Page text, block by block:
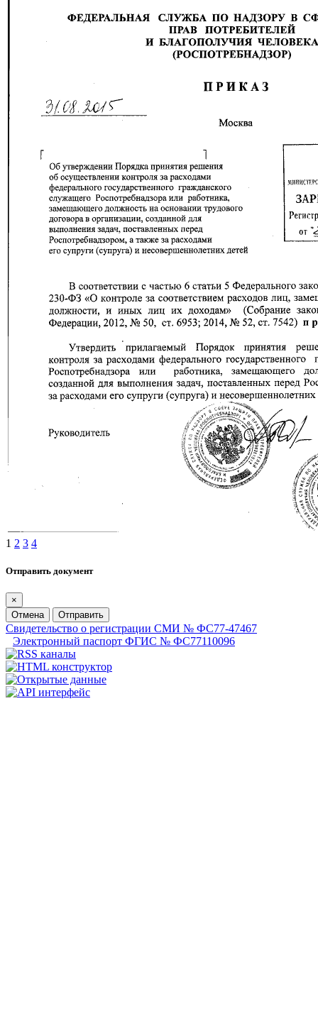
1 2 3 4
Отправить документ
×
Отмена
Отправить
Свидетельство о регистрации СМИ № ФС77-47467
Электронный паспорт ФГИС № ФС77110096